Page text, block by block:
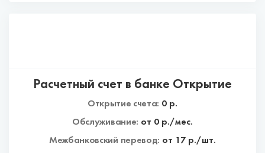
Расчетный счет в банке Открытие
Открытие счета: 0 р.
Обслуживание: от 0р./мес.
Межбанковский перевод: от 17 р./шт.